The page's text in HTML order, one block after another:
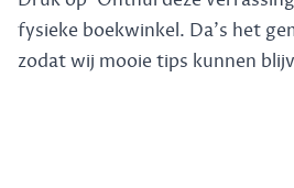
fysieke boekwinkel. Da's het
zodat wij mooie tips kunnen